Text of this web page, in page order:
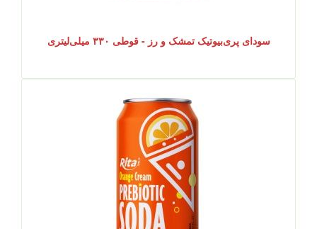
سودای پری‌بیوتیک تمشک و رز - قوطی ۳۳۰ میلی‌لیتری